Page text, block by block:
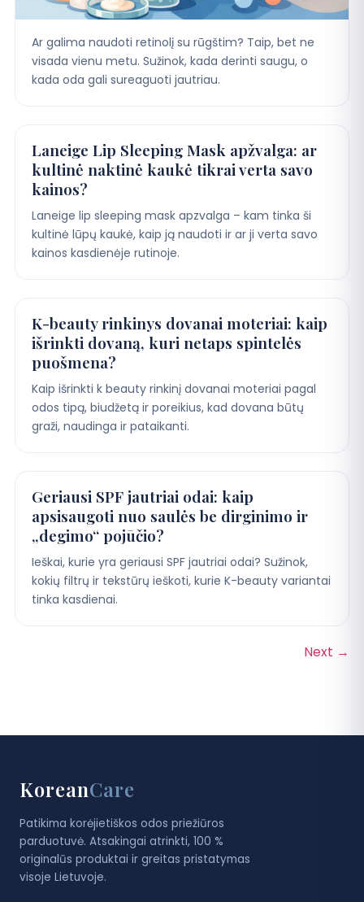
Ar galima naudoti retinolį su rūgštim? Taip, bet ne
visada vienu metu. Sužinok, kada derinti saugu, o
kada oda gali sureaguoti jautriau.
Laneige Lip Sleeping Mask apžvalga: ar
kultinė naktinė kaukė tikrai verta savo
kainos?
Laneige lip sleeping mask apzvalga – kam tinka ši
kultinė lūpų kaukė, kaip ją naudoti ir ar ji verta savo
kainos kasdienėje rutinoje.
K-beauty rinkinys dovanai moteriai: kaip
išrinkti dovaną, kuri netaps spintelės
puošmena?
Kaip išrinkti k beauty rinkinį dovanai moteriai pagal
odos tipą, biudžetą ir poreikius, kad dovana būtų
graži, naudinga ir pataikanti.
Geriausi SPF jautriai odai: kaip
apsisaugoti nuo saulės be dirginimo ir
„degimo“ pojūčio?
Ieškai, kurie yra geriausi SPF jautriai odai? Sužinok,
kokių filtrų ir tekstūrų ieškoti, kurie K-beauty variantai
tinka kasdienai.
Next →
KoreanCare
Patikima korėjietiškos odos priežiūros
parduotuvė. Atsakingai atrinkti, 100 %
originalūs produktai ir greitas pristatymas
visoje Lietuvoje.